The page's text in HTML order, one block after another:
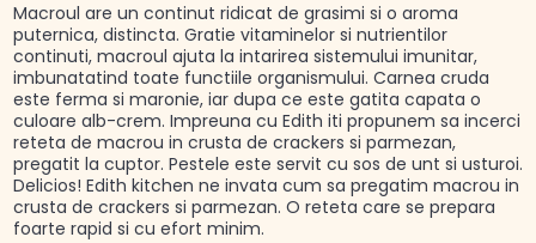
Macroul are un continut ridicat de grasimi si o aroma
puternica, distincta. Gratie vitaminelor si nutrientilor
continuti, macroul ajuta la intarirea sistemului imunitar,
imbunatatind toate functiile organismului. Carnea cruda
este ferma si maronie, iar dupa ce este gatita capata o
culoare alb-crem. Impreuna cu Edith iti propunem sa incerci
reteta de macrou in crusta de crackers si parmezan,
pregatit la cuptor. Pestele este servit cu sos de unt si usturoi.
Delicios! Edith kitchen ne invata cum sa pregatim macrou in
crusta de crackers si parmezan. O reteta care se prepara
foarte rapid si cu efort minim.